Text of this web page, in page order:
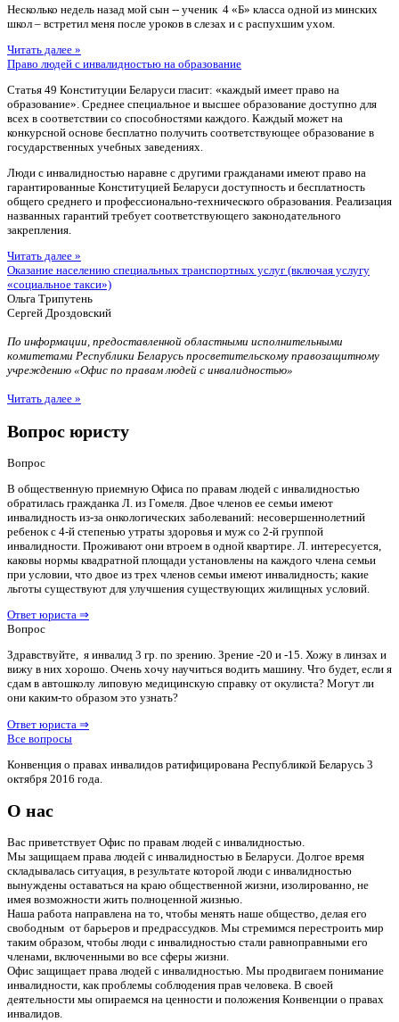
Несколько недель назад мой сын -- ученик 4 «Б» класса одной из минских
школ – встретил меня после уроков в слезах и с распухшим ухом.
Читать далее »
Право людей с инвалидностью на образование
Статья 49 Конституции Беларуси гласит: «каждый имеет право на
образование». Среднее специальное и высшее образование доступно для
всех в соответствии со способностями каждого. Каждый может на
конкурсной основе бесплатно получить соответствующее образование в
государственных учебных заведениях.
Люди с инвалидностью наравне с другими гражданами имеют право на
гарантированные Конституцией Беларуси доступность и бесплатность
общего среднего и профессионально-технического образования. Реализация
названных гарантий требует соответствующего законодательного
закрепления.
Читать далее »
Оказание населению специальных транспортных услуг (включая услугу
«социальное такси»)
Ольга Трипутень
Сергей Дроздовский
По информации, предоставленной областными исполнительными
комитетами Республики Беларусь просветительскому правозащитному
учреждению «Офис по правам людей с инвалидностью»
Читать далее »
Вопрос юристу
Вопрос
В общественную приемную Офиса по правам людей с инвалидностью
обратилась гражданка Л. из Гомеля. Двое членов ее семьи имеют
инвалидность из-за онкологических заболеваний: несовершеннолетний
ребенок с 4-й степенью утраты здоровья и муж со 2-й группой
инвалидности. Проживают они втроем в одной квартире. Л. интересуется,
каковы нормы квадратной площади установлены на каждого члена семьи
при условии, что двое из трех членов семьи имеют инвалидность; какие
льготы существуют для улучшения существующих жилищных условий.
Ответ юриста ⇒
Вопрос
Здравствуйте, я инвалид 3 гр. по зрению. Зрение -20 и -15. Хожу в линзах и
вижу в них хорошо. Очень хочу научиться водить машину. Что будет, если я
сдам в автошколу липовую медицинскую справку от окулиста? Могут ли
они каким-то образом это узнать?
Ответ юриста ⇒
Все вопросы
Конвенция о правах инвалидов ратифицирована Республикой Беларусь 3
октября 2016 года.
О нас
Вас приветствует Офис по правам людей с инвалидностью.
Мы защищаем права людей с инвалидностью в Беларуси. Долгое время
складывалась ситуация, в результате которой люди с инвалидностью
вынуждены оставаться на краю общественной жизни, изолированно, не
имея возможности жить полноценной жизнью.
Наша работа направлена на то, чтобы менять наше общество, делая его
свободным от барьеров и предрассудков. Мы стремимся перестроить мир
таким образом, чтобы люди с инвалидностью стали равноправными его
членами, включенными во все сферы жизни.
Офис защищает права людей с инвалидностью. Мы продвигаем понимание
инвалидности, как проблемы соблюдения прав человека. В своей
деятельности мы опираемся на ценности и положения Конвенции о правах
инвалидов.